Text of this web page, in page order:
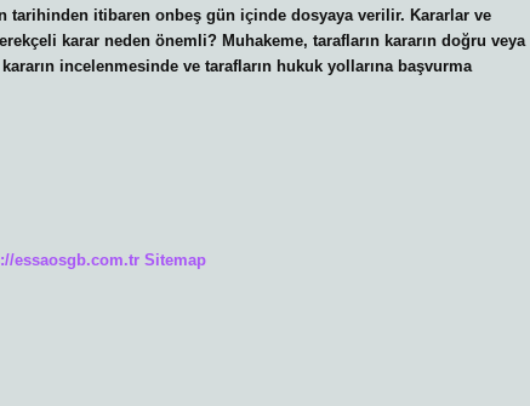
itibaren onbeş gün içinde dosyaya verilir. Kararlar ve
karar neden önemli? Muhakeme, tarafların kararın doğru veya
incelenmesinde ve tarafların hukuk yollarına başvurma
essaosgb.com.tr Sitemap